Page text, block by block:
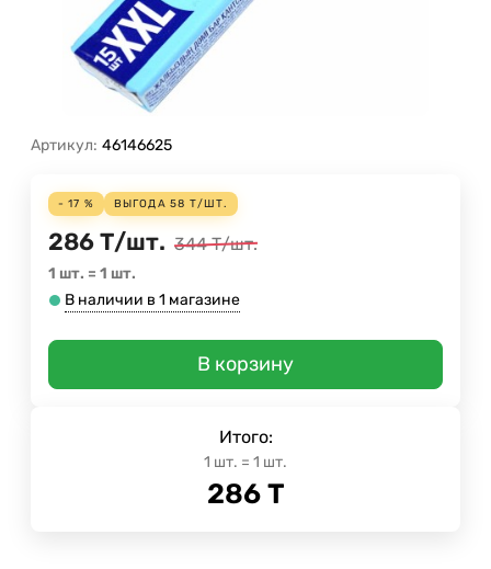
Артикул: 46146625
- 17 % ВЫГОДА 58 Т/ШТ.
286 Т/шт. 344 Т/шт.
1 шт. = 1 шт.
В наличии в 1 магазине
В корзину
Итого:
1 шт. = 1 шт.
286 Т